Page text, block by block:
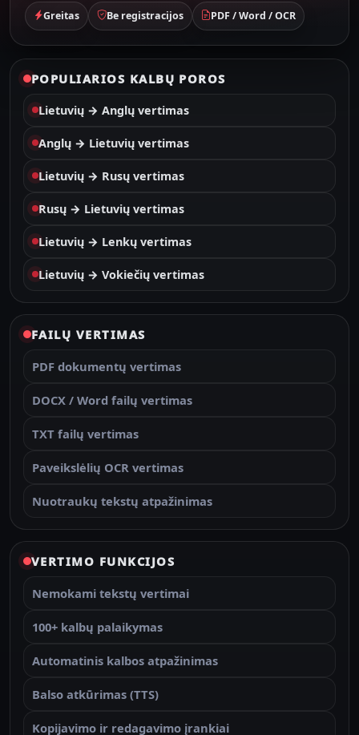
Greitas Be registracijos PDF / Word / OCR
POPULIARIOS KALBŲ POROS
Lietuvių → Anglų vertimas
Anglų → Lietuvių vertimas
Lietuvių → Rusų vertimas
Rusų → Lietuvių vertimas
Lietuvių → Lenkų vertimas
Lietuvių → Vokiečių vertimas
FAILŲ VERTIMAS
PDF dokumentų vertimas
DOCX / Word failų vertimas
TXT failų vertimas
Paveikslėlių OCR vertimas
Nuotraukų tekstų atpažinimas
VERTIMO FUNKCIJOS
Nemokami tekstų vertimai
100+ kalbų palaikymas
Automatinis kalbos atpažinimas
Balso atkūrimas (TTS)
Kopijavimo ir redagavimo įrankiai